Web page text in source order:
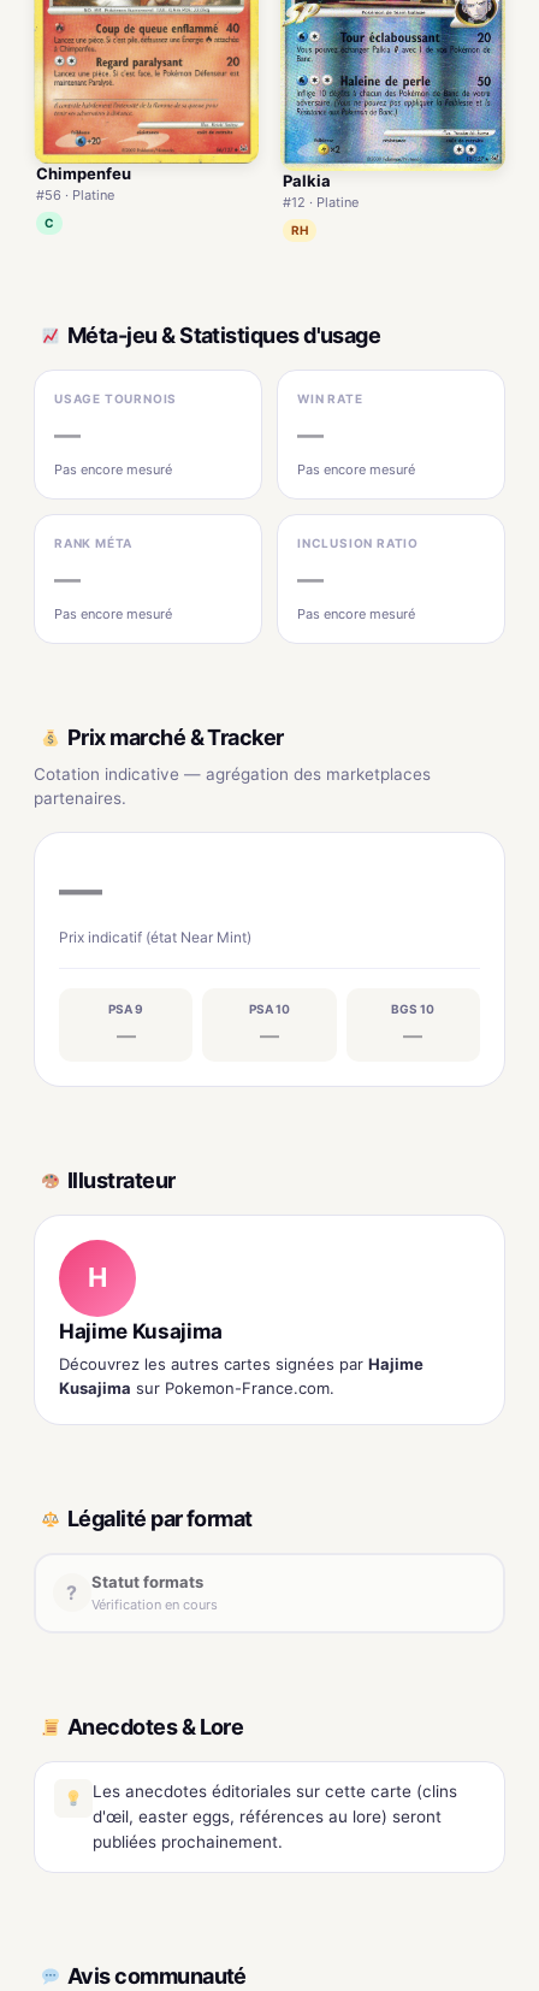
Chimpenfeu
#56 · Platine
C
Palkia
#12 · Platine
RH
Méta-jeu & Statistiques d'usage
USAGE TOURNOIS
—
Pas encore mesuré
WIN RATE
—
Pas encore mesuré
RANK MÉTA
—
Pas encore mesuré
INCLUSION RATIO
—
Pas encore mesuré
Prix marché & Tracker
Cotation indicative — agrégation des marketplaces
partenaires.
—
Prix indicatif (état Near Mint)
PSA 9
—
PSA 10
—
BGS 10
—
Illustrateur
H
Hajime Kusajima
Découvrez les autres cartes signées par Hajime
Kusajima sur Pokemon-France.com.
Légalité par format
? Statut formats
Vérification en cours
Anecdotes & Lore
Les anecdotes éditoriales sur cette carte (clins
d'œil, easter eggs, références au lore) seront
publiées prochainement.
Avis communauté